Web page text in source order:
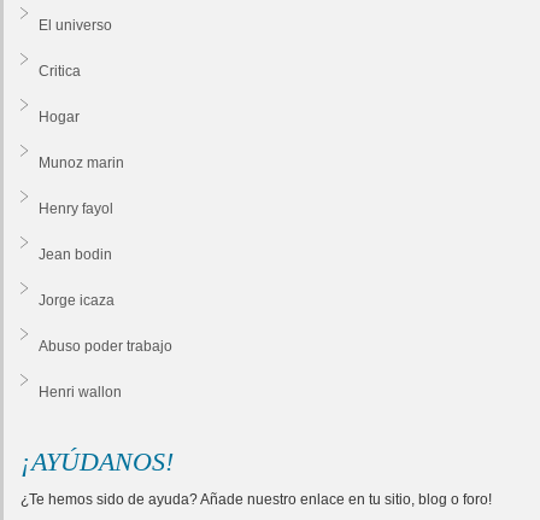
El universo
Critica
Hogar
Munoz marin
Henry fayol
Jean bodin
Jorge icaza
Abuso poder trabajo
Henri wallon
¡AYÚDANOS!
¿Te hemos sido de ayuda? Añade nuestro enlace en tu sitio, blog o foro!